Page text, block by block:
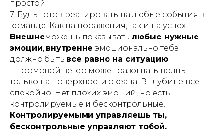
простой.
7. Будь готов реагировать на любые события в
команде. Как на поражения, так и на успех.
Внешнеможешь показывать любые нужные
эмоции, внутренне эмоционально тебе
должно быть все равно на ситуацию.
Штормовой ветер может разогнать волны
только на поверхности океана. В глубине все
спокойно. Нет плохих эмоций, но есть
контролируемые и бесконтрольные.
Контролируемыми управляешь ты,
бесконтрольные управляют тобой.